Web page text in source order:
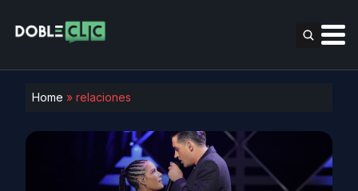
Home » relaciones